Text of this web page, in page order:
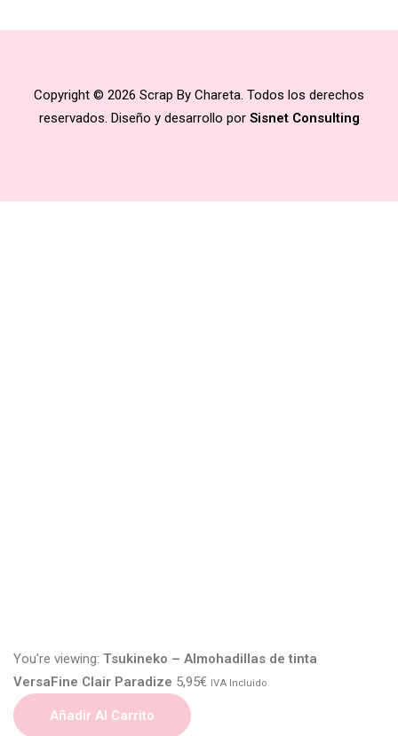
Copyright © 2026 Scrap By Chareta. Todos los derechos
reservados. Diseño y desarrollo por Sisnet Consulting
You're viewing: Tsukineko – Almohadillas de tinta
VersaFine Clair Paradize 5,95€ IVA Incluido
Añadir Al Carrito